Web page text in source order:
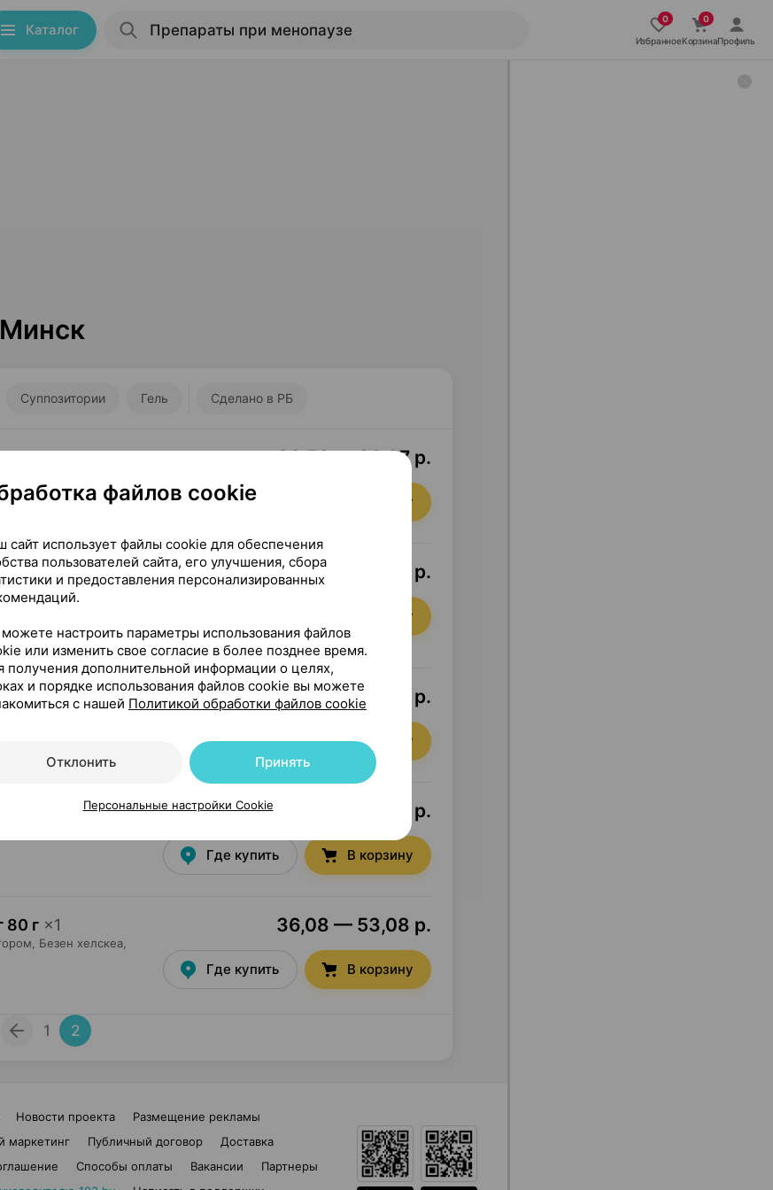
Каталог
ИзбранноеКорзинаПрофиль
Суппозитории Гель Сделано в РБ
39,50 — 63,37 р.
Где купить В корзину
мг и 2 мг + 10 мг
39,97 — 63,28 р.
В корзину
2.5 мг + 0.5 мг×28 49,27 — 62,23 р.
Где купить В корзину
25,70 — 47,99 р.
Где купить В корзину
80 г ×1
Безен хелскеа
36,08 — 53,08 р.
Где купить В корзину
1 2
Новости проекта
Размещение рекламы
маркетинг
Публичный договор
Доставка
Способы оплаты Вакансии
Партнеры
файлов cookie
сайт использует файлы cookie для обеспечения
пользователей сайта, его улучшения, сбора
и предоставления персонализированных
настроить параметры использования файлов
или изменить свое согласие в более позднее время.
получения дополнительной информации о целях,
и порядке использования файлов cookie вы можете
с нашей Политикой обработки файлов cookie
Отклонить Принять
Персональные настройки Cookie